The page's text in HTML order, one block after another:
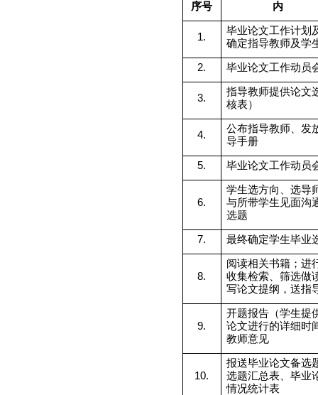
序号 内
1.
毕业论文工作计划
确定指导教师及学
2. 毕业论文工作动员
3.
指导教师提供论文
核表）
4.
公布指导教师、发
导手册
5. 毕业论文工作动员
6.
学生选方向、选导
与所带学生见面沟
选题
7. 最终确定学生毕业
8.
阅读相关书籍；进
收集检索、筛选做
写论文提纲，送指
9.
开题报告（学生提
论文进行的详细时
教师意见
10.
报送毕业论文备选
选题汇总表、毕业
情况统计表